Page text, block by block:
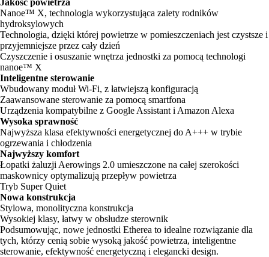
Jakość powietrza
Nanoe™ X, technologia wykorzystująca zalety rodników
hydroksylowych
Technologia, dzięki której powietrze w pomieszczeniach jest czystsze i
przyjemniejsze przez cały dzień
Czyszczenie i osuszanie wnętrza jednostki za pomocą technologi
nanoe™ X
Inteligentne sterowanie
Wbudowany moduł Wi-Fi, z łatwiejszą konfiguracją
Zaawansowane sterowanie za pomocą smartfona
Urządzenia kompatybilne z Google Assistant i Amazon Alexa
Wysoka sprawność
Najwyższa klasa efektywności energetycznej do A+++ w trybie
ogrzewania i chłodzenia
Najwyższy komfort
Łopatki żaluzji Aerowings 2.0 umieszczone na całej szerokości
maskownicy optymalizują przepływ powietrza
Tryb Super Quiet
Nowa konstrukcja
Stylowa, monolityczna konstrukcja
Wysokiej klasy, łatwy w obsłudze sterownik
Podsumowując, nowe jednostki Etherea to idealne rozwiązanie dla
tych, którzy cenią sobie wysoką jakość powietrza, inteligentne
sterowanie, efektywność energetyczną i elegancki design.